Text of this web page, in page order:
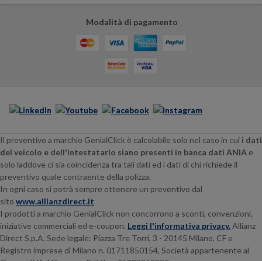
Modalità di pagamento
Il preventivo a marchio GenialClick è calcolabile solo nel caso in cui i dati
del veicolo e dell'intestatario siano presenti in banca dati ANIA e
solo laddove ci sia coincidenza tra tali dati ed i dati di chi richiede il
preventivo quale contraente della polizza.
In ogni caso si potrà sempre ottenere un preventivo dal
sito www.allianzdirect.it
I prodotti a marchio GenialClick non concorrono a sconti, convenzioni,
iniziative commerciali ed e-coupon. Leggi l'informativa privacy.Allianz
Direct S.p.A. Sede legale: Piazza Tre Torri, 3 - 20145 Milano, CF e
Registro imprese di Milano n. 01711850154, Società appartenente al